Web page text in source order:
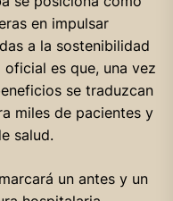
en impulsar
a la sostenibilidad
es que, una vez
se traduzcan
miles de pacientes y
salud.
un antes y un